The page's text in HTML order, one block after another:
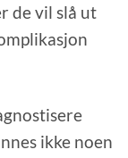
de vil slå ut
ikke noen